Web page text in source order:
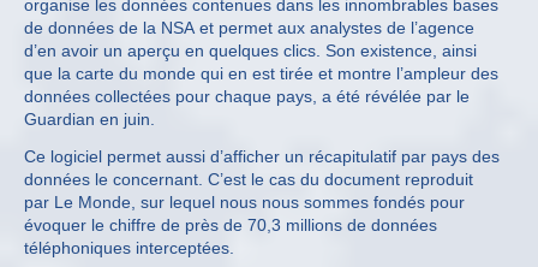
organise les données contenues dans les innombrables bases
de données de la NSA et permet aux analystes de l’agence
d’en avoir un aperçu en quelques clics. Son existence, ainsi
que la carte du monde qui en est tirée et montre l’ampleur des
données collectées pour chaque pays, a été révélée par le
Guardian en juin.
Ce logiciel permet aussi d’afficher un récapitulatif par pays des
données le concernant. C’est le cas du document reproduit
par Le Monde, sur lequel nous nous sommes fondés pour
évoquer le chiffre de près de 70,3 millions de données
téléphoniques interceptées.